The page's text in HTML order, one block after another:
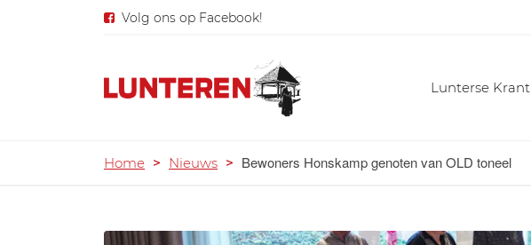
Volg ons op Facebook!
Lunterse Krant
Home > Nieuws > Bewoners Honskamp genoten van OLD toneel